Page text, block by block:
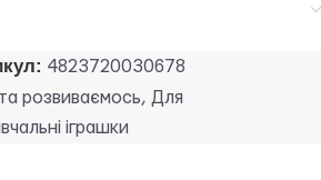
4823720030678
розвиваємось, Для
іграшки